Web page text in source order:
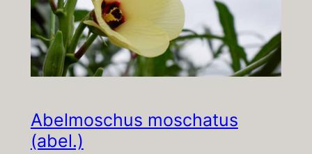
Abelmoschus moschatus
(abel.)